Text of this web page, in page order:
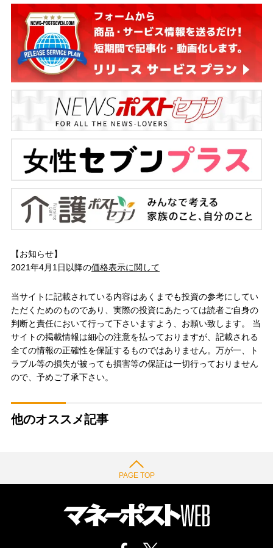
【お知らせ】
2021年4月1日以降の価格表示に関して
当サイトに記載されている内容はあくまでも投資の参考にしてい
ただくためのものであり、実際の投資にあたっては読者ご自身の
判断と責任において行って下さいますよう、お願い致します。 当
サイトの掲載情報は細心の注意を払っておりますが、記載される
全ての情報の正確性を保証するものではありません。万が一、ト
ラブル等の損失が被っても損害等の保証は一切行っておりません
ので、予めご了承下さい。
他のオススメ記事
PAGE TOP